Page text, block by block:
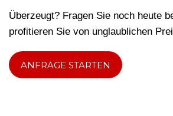
Überzeugt? Fragen Sie noch heute
profitieren Sie von unglaublichen
ANFRAGE STARTEN